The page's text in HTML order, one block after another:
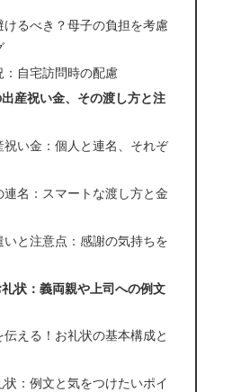
けるべき？母子の負担を考慮
自宅訪問時の配慮
産祝い金、その渡し方と注
祝い金：個人と連名、それぞ
連名：スマートな渡し方と金
いと注意点：感謝の気持ちを
状：義両親や上司への例文
える！お礼状の基本構成と
：例文と気をつけたいポイ